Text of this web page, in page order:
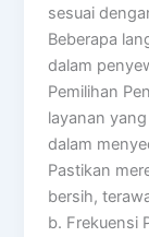
sesuai
Beberapa
dalam
Pemilihan
layanan
dalam
Pastikan
bersih,
b. Frekuensi